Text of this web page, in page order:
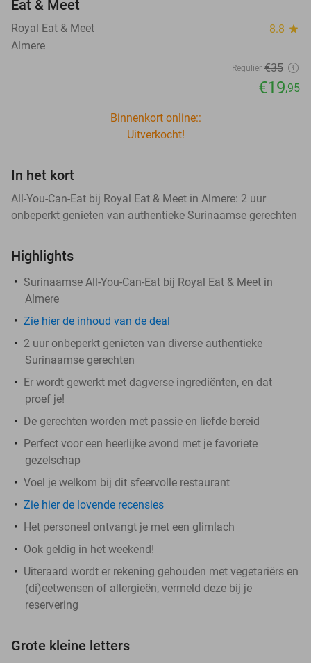
Eat & Meet
Royal Eat & Meet 8.8 star
Almere
Regulier €35
€19,95
Binnenkort online::
Uitverkocht!
In het kort
All-You-Can-Eat bij Royal Eat & Meet in Almere: 2 uur
onbeperkt genieten van authentieke Surinaamse gerechten
Highlights
Surinaamse All-You-Can-Eat bij Royal Eat & Meet in
Almere
Zie hier de inhoud van de deal
2 uur onbeperkt genieten van diverse authentieke
Surinaamse gerechten
Er wordt gewerkt met dagverse ingrediënten, en dat
proef je!
De gerechten worden met passie en liefde bereid
Perfect voor een heerlijke avond met je favoriete
gezelschap
Voel je welkom bij dit sfeervolle restaurant
Zie hier de lovende recensies
Het personeel ontvangt je met een glimlach
Ook geldig in het weekend!
Uiteraard wordt er rekening gehouden met vegetariërs en
(di)eetwensen of allergieën, vermeld deze bij je
reservering
Grote kleine letters